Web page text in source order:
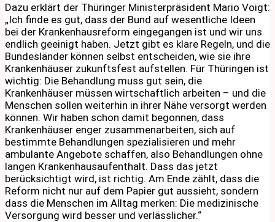
Dazu erklärt der Thüringer Ministerpräsident Mario Voigt:
„Ich finde es gut, dass der Bund auf wesentliche Ideen
bei der Krankenhausreform eingegangen ist und wir uns
endlich geeinigt haben. Jetzt gibt es klare Regeln, und die
Bundesländer können selbst entscheiden, wie sie ihre
Krankenhäuser zukunftsfest aufstellen. Für Thüringen ist
wichtig: Die Behandlung muss gut sein, die
Krankenhäuser müssen wirtschaftlich arbeiten – und die
Menschen sollen weiterhin in ihrer Nähe versorgt werden
können. Wir haben schon damit begonnen, dass
Krankenhäuser enger zusammenarbeiten, sich auf
bestimmte Behandlungen spezialisieren und mehr
ambulante Angebote schaffen, also Behandlungen ohne
langen Krankenhausaufenthalt. Dass das jetzt
berücksichtigt wird, ist richtig. Am Ende zählt, dass die
Reform nicht nur auf dem Papier gut aussieht, sondern
dass die Menschen im Alltag merken: Die medizinische
Versorgung wird besser und verlässlicher.“